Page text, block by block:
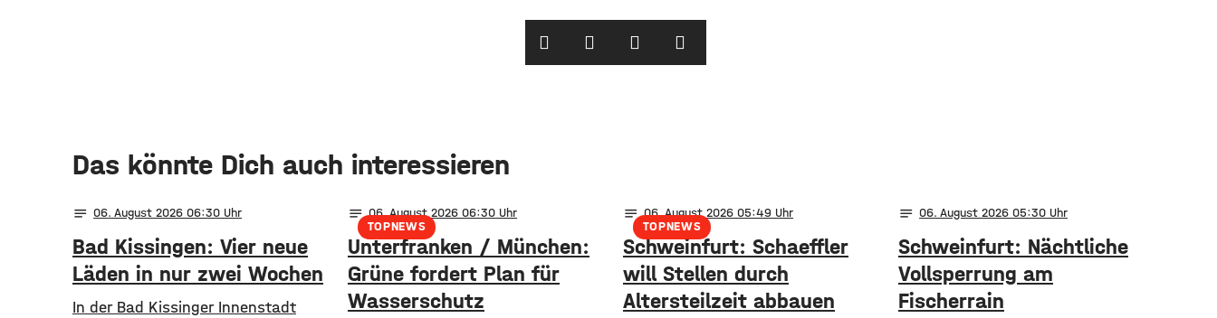
Das könnte Dich auch interessieren
notes 06. August 2026 06:30
Bad Kissingen: Vier neue
Läden in nur zwei Wochen
In der Bad Kissinger Innenstadt
TOPNEWS
notes 06. August 2026 06:30
Unterfranken / München:
Grüne fordert Plan für
Wasserschutz
TOPNEWS
notes 06. August 2026 05:49
Schweinfurt: Schaeffler
will Stellen durch
Altersteilzeit abbauen
notes 06. August 2026 05:30
Schweinfurt: Nächtliche
Vollsperrung am
Fischerrain